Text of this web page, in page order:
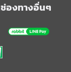
องทางอื่นๆ